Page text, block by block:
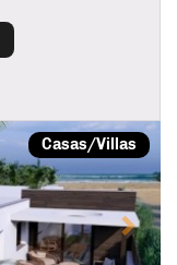
Casas/VillasNext